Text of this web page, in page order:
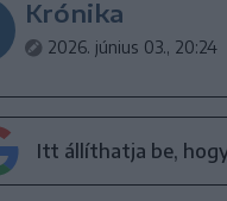
Krónika
2026. június 03., 20:24
Itt állíthatja be,